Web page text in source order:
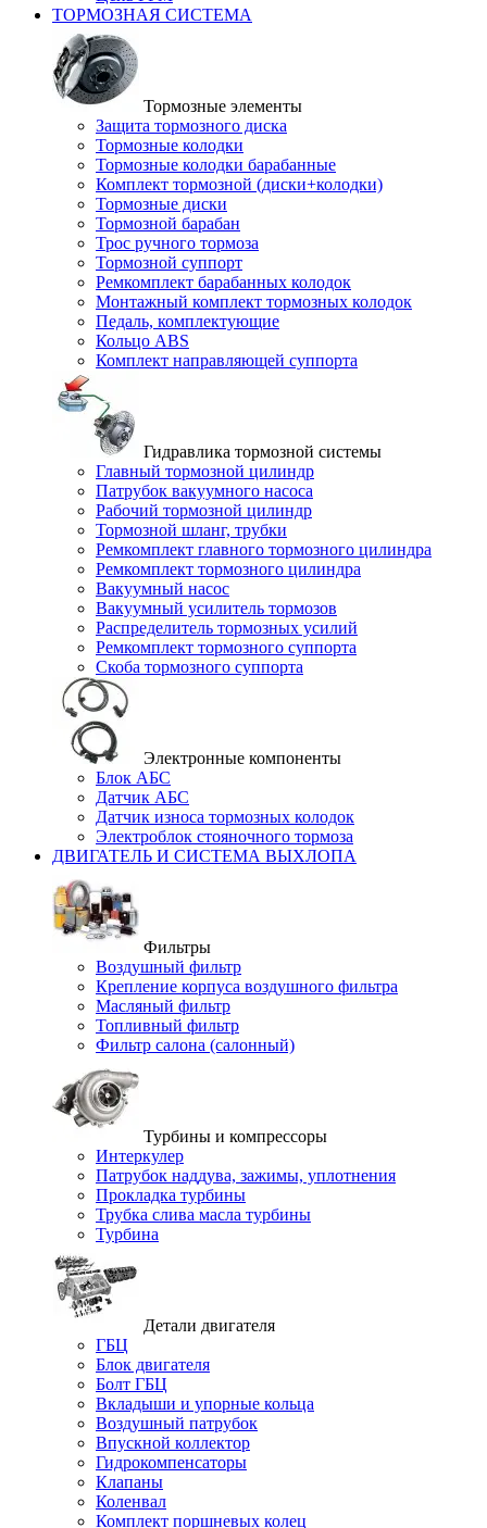
ТОРМОЗНАЯ СИСТЕМА
Тормозные элементы
Защита тормозного диска
Тормозные колодки
Тормозные колодки барабанные
Комплект тормозной (диски+колодки)
Тормозные диски
Тормозной барабан
Трос ручного тормоза
Тормозной суппорт
Ремкомплект барабанных колодок
Монтажный комплект тормозных колодок
Педаль, комплектующие
Кольцо ABS
Комплект направляющей суппорта
Гидравлика тормозной системы
Главный тормозной цилиндр
Патрубок вакуумного насоса
Рабочий тормозной цилиндр
Тормозной шланг, трубки
Ремкомплект главного тормозного цилиндра
Ремкомплект тормозного цилиндра
Вакуумный насос
Вакуумный усилитель тормозов
Распределитель тормозных усилий
Ремкомплект тормозного суппорта
Скоба тормозного суппорта
Электронные компоненты
Блок АБС
Датчик АБС
Датчик износа тормозных колодок
Электроблок стояночного тормоза
ДВИГАТЕЛЬ И СИСТЕМА ВЫХЛОПА
Фильтры
Воздушный фильтр
Крепление корпуса воздушного фильтра
Масляный фильтр
Топливный фильтр
Фильтр салона (салонный)
Турбины и компрессоры
Интеркулер
Патрубок наддува, зажимы, уплотнения
Прокладка турбины
Трубка слива масла турбины
Турбина
Детали двигателя
ГБЦ
Блок двигателя
Болт ГБЦ
Вкладыши и упорные кольца
Воздушный патрубок
Впускной коллектор
Гидрокомпенсаторы
Клапаны
Коленвал
Комплект поршневых колец